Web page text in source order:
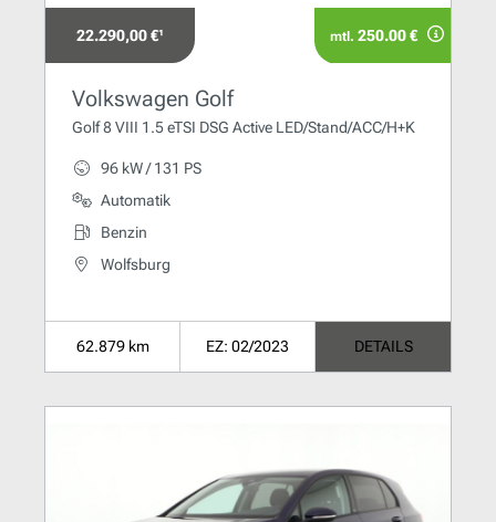
22.290,00 €¹ mtl. 250.00 €
Volkswagen Golf
Golf 8 VIII 1.5 eTSI DSG Active LED/Stand/ACC/H+K
96 kW / 131 PS
Automatik
Benzin
Wolfsburg
62.879 km EZ: 02/2023 DETAILS